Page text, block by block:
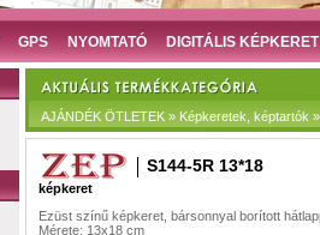
GPS NYOMTATÓ DIGITÁLIS KÉPKERET
AJÁNDÉK ÖTLETEK » Képkeretek, képtartók
S144-5R 13*18
képkeret
Ezüst színű képkeret, bársonnyal borított
Mérete: 13x18 cm